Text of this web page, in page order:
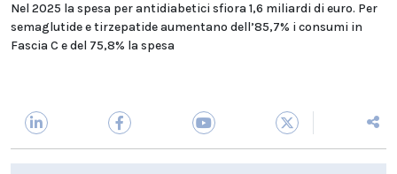
Nel 2025 la spesa per antidiabetici sfiora 1,6 miliardi di euro. Per
semaglutide e tirzepatide aumentano dell’85,7% i consumi in
Fascia C e del 75,8% la spesa